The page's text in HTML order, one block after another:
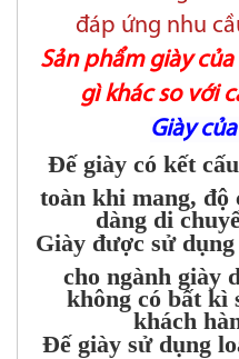
đáp ứng nhu
Sản phẩm giày
gì khác so với
Giày
Đế giày có kết
toàn khi mang, độ
dàng di
Giày được sử
cho ngành giày
không có bất kì
khách
Đế giày sử dụng